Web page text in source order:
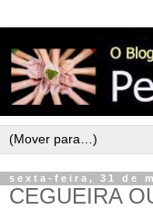
sexta-feira, 31 de
CEGUEIRA